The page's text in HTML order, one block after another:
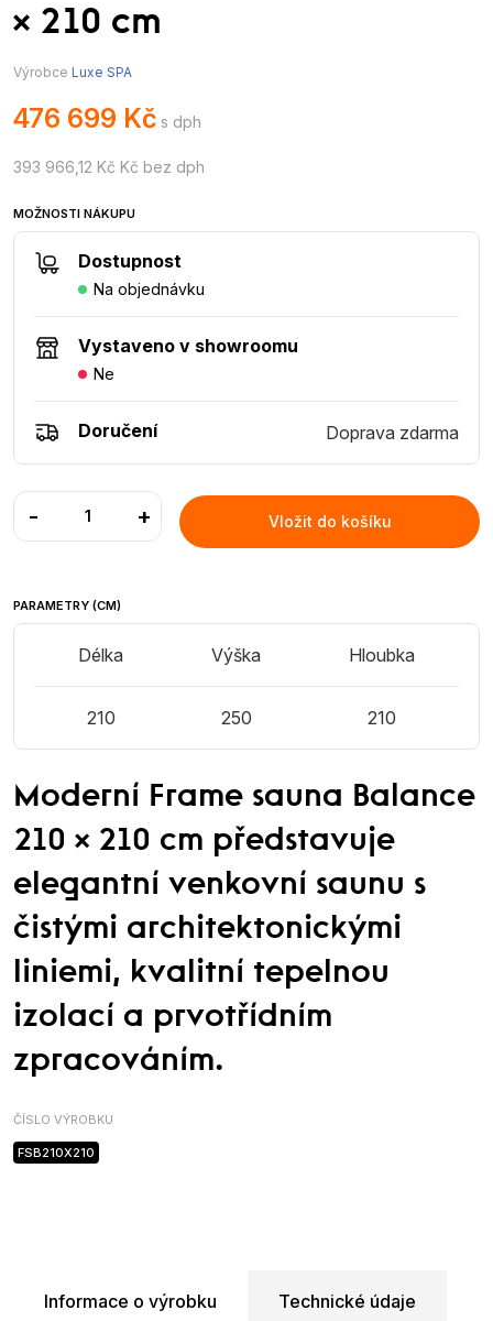
× 210 cm
Výrobce Luxe SPA
476 699 Kč s dph
393 966,12 Kč Kč bez dph
MOŽNOSTI NÁKUPU
Dostupnost
Na objednávku
Vystaveno v showroomu
Ne
Doručení Doprava zdarma
- + Vložit do košíku
PARAMETRY (CM)
Délka
210
Výška
250
Hloubka
210
Moderní Frame sauna Balance
210 × 210 cm představuje
elegantní venkovní saunu s
čistými architektonickými
liniemi, kvalitní tepelnou
izolací a prvotřídním
zpracováním.
ČÍSLO VÝROBKU
FSB210X210
Informace o výrobku Technické údaje